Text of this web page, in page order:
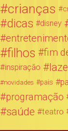
crianças
dicas disney
filhos fim
inspiração
novidades pais
programação
saúde teatro